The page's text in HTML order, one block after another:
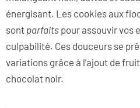
énergisant. Les cookies aux
sont parfaits pour assouvir vos
culpabilité. Ces douceurs se
variations grâce à l’ajout de
chocolat noir.